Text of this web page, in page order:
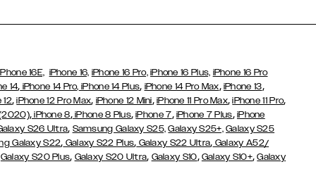
16E, iPhone 16, iPhone 16 Pro, iPhone 16 Plus, iPhone 16 Pro
14, iPhone 14 Pro, iPhone 14 Plus, iPhone 14 Pro Max, iPhone 13,
12,iPhone 12 Pro Max, iPhone 12 Mini, iPhone 11 Pro Max,iPhone 11 Pro,
,iPhone 8,iPhone 8 Plus,iPhone 7, iPhone 7 Plus, iPhone
S26 Ultra, Samsung Galaxy S25, Galaxy S25+, Galaxy S25
Galaxy S22, Galaxy S22 Plus, Galaxy S22 Ultra, Galaxy A52/
Galaxy S20 Plus, Galaxy S20 Ultra, Galaxy S10, Galaxy S10+,Galaxy